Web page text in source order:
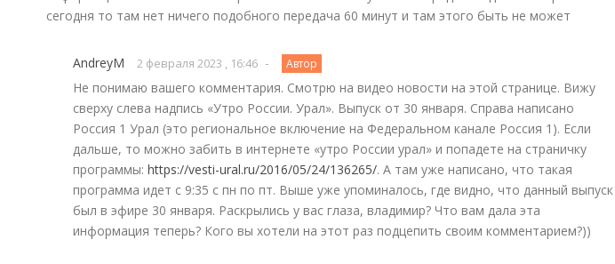
сегодня то там нет ничего подобного передача 60 минут и там этого быть не может
AndreyM 2 февраля 2023 , 16:46 - Автор
Не понимаю вашего комментария. Смотрю на видео новости на этой странице. Вижу
сверху слева надпись «Утро России. Урал». Выпуск от 30 января. Справа написано
Россия 1 Урал (это региональное включение на Федеральном канале Россия 1). Если
дальше, то можно забить в интернете «утро России урал» и попадете на страничку
программы: https://vesti-ural.ru/2016/05/24/136265/. А там уже написано, что такая
программа идет с 9:35 с пн по пт. Выше уже упоминалось, где видно, что данный выпуск
был в эфире 30 января. Раскрылись у вас глаза, владимир? Что вам дала эта
информация теперь? Кого вы хотели на этот раз подцепить своим комментарием?))